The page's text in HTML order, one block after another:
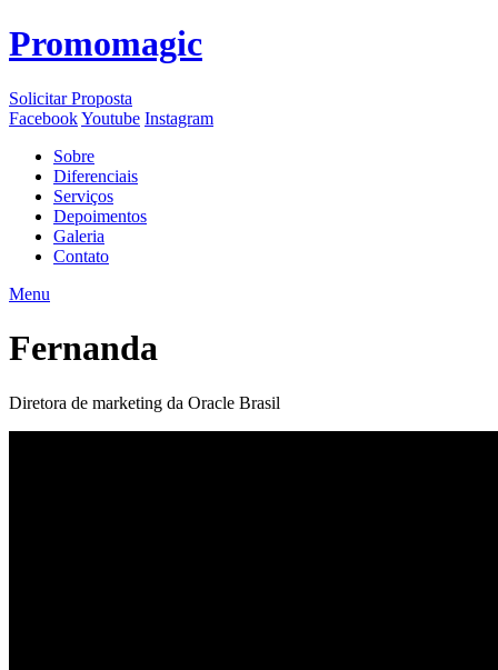
Promomagic
Solicitar Proposta
FacebookYoutube Instagram
Sobre
Diferenciais
Serviços
Depoimentos
Galeria
Contato
Menu
Fernanda
Diretora de marketing da Oracle Brasil